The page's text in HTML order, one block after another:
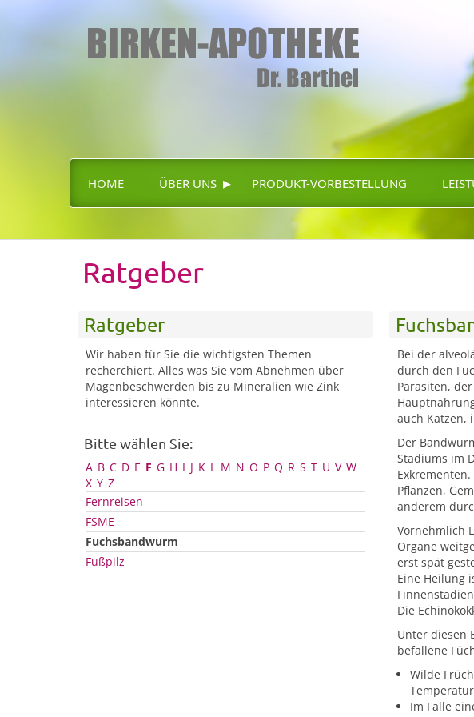
HOME ÜBER UNS ▸ PRODUKT-VORBESTELLUNG
Ratgeber
Ratgeber
Wir haben für Sie die wichtigsten Themen
recherchiert. Alles was Sie vom Abnehmen über
Magenbeschwerden bis zu Mineralien wie Zink
interessieren könnte.
Bitte wählen Sie:
A B C D E F G H I J K L M N O P Q R S T U V W
X Y Z
Fernreisen
FSME
Fuchsbandwurm
Fußpilz
Bei der
durch den
Parasiten,
auch Katzen,
Der
Stadiums im
Pflanzen,
anderem
Vornehmlich
Organe
erst spät
Eine Heilung
Die
Unter diesen
befallene
Wilde
Im Falle